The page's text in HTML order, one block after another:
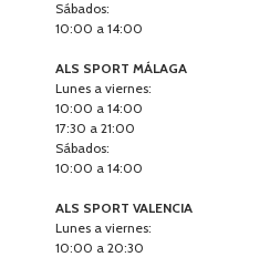
Sábados:
10:00 a 14:00
ALS SPORT MÁLAGA
Lunes a viernes:
10:00 a 14:00
17:30 a 21:00
Sábados:
10:00 a 14:00
ALS SPORT VALENCIA
Lunes a viernes:
10:00 a 20:30